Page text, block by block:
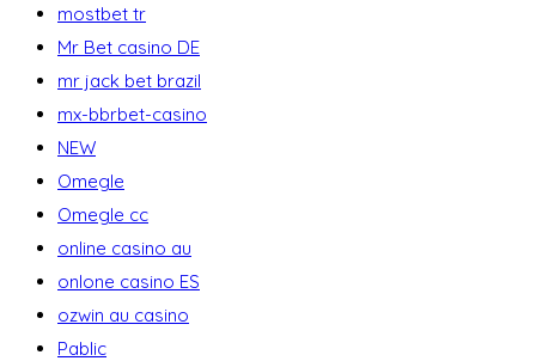
mostbet tr
Mr Bet casino DE
mr jack bet brazil
mx-bbrbet-casino
NEW
Omegle
Omegle cc
online casino au
onlone casino ES
ozwin au casino
Pablic